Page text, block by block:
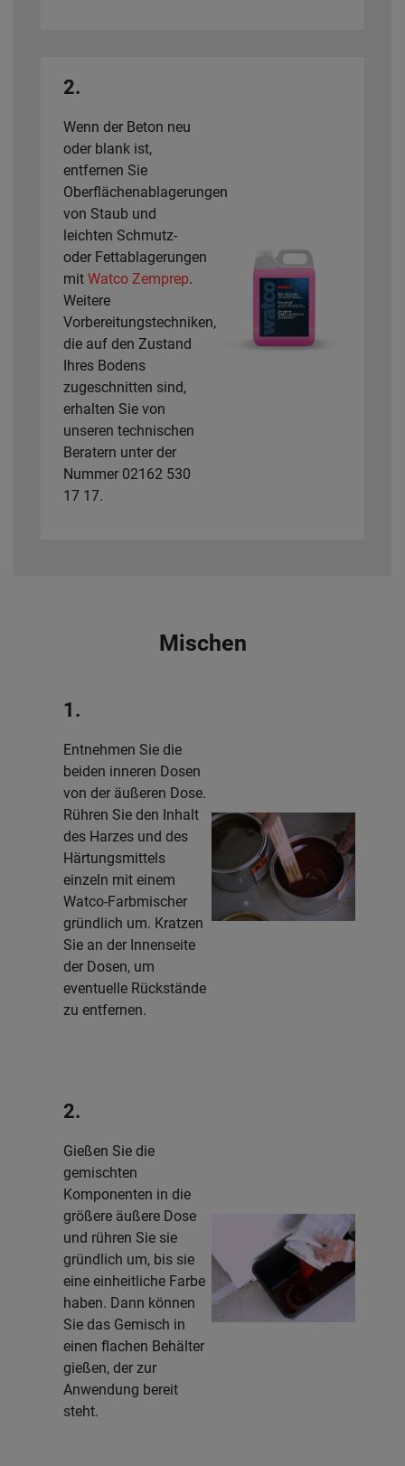
2.
Wenn der Beton neu
oder blank ist,
entfernen Sie
Oberflächenablagerungen
von Staub und
leichten Schmutz-
oder Fettablagerungen
mit Watco Zemprep.
Weitere
Vorbereitungstechniken,
die auf den Zustand
Ihres Bodens
zugeschnitten sind,
erhalten Sie von
unseren technischen
Beratern unter der
Nummer 02162 530
17 17.
Mischen
1.
Entnehmen Sie die
beiden inneren Dosen
von der äußeren Dose.
Rühren Sie den Inhalt
des Harzes und des
Härtungsmittels
einzeln mit einem
Watco-Farbmischer
gründlich um. Kratzen
Sie an der Innenseite
der Dosen, um
eventuelle Rückstände
zu entfernen.
2.
Gießen Sie die
gemischten
Komponenten in die
größere äußere Dose
und rühren Sie sie
gründlich um, bis sie
eine einheitliche Farbe
haben. Dann können
Sie das Gemisch in
einen flachen Behälter
gießen, der zur
Anwendung bereit
steht.